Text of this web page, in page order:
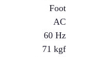
Foot
AC
60 Hz
71 kgf